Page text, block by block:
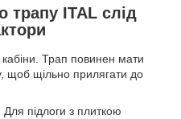
трапу ITAL слід
Трап повинен мати
щоб щільно прилягати до
Для підлоги з плиткою